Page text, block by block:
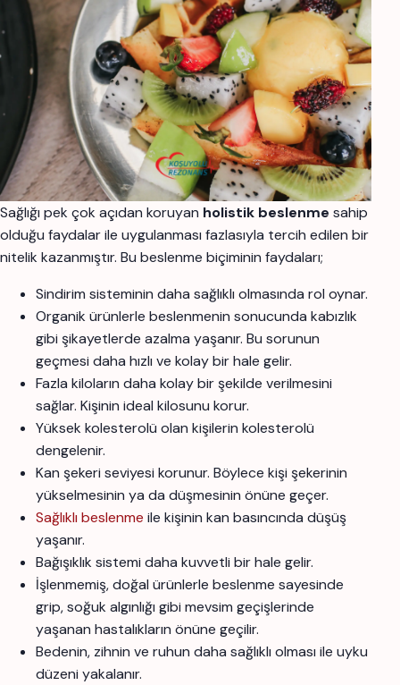
Sağlığı pek çok açıdan koruyan holistik beslenme sahip
olduğu faydalar ile uygulanması fazlasıyla tercih edilen bir
nitelik kazanmıştır. Bu beslenme biçiminin faydaları;
Sindirim sisteminin daha sağlıklı olmasında rol oynar.
Organik ürünlerle beslenmenin sonucunda kabızlık
gibi şikayetlerde azalma yaşanır. Bu sorunun
geçmesi daha hızlı ve kolay bir hale gelir.
Fazla kiloların daha kolay bir şekilde verilmesini
sağlar. Kişinin ideal kilosunu korur.
Yüksek kolesterolü olan kişilerin kolesterolü
dengelenir.
Kan şekeri seviyesi korunur. Böylece kişi şekerinin
yükselmesinin ya da düşmesinin önüne geçer.
Sağlıklı beslenme ile kişinin kan basıncında düşüş
yaşanır.
Bağışıklık sistemi daha kuvvetli bir hale gelir.
İşlenmemiş, doğal ürünlerle beslenme sayesinde
grip, soğuk algınlığı gibi mevsim geçişlerinde
yaşanan hastalıkların önüne geçilir.
Bedenin, zihnin ve ruhun daha sağlıklı olması ile uyku
düzeni yakalanır.